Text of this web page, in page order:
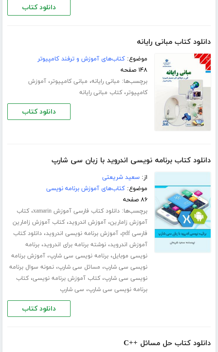
دانلود کتاب
دانلود کتاب مبانی رایانه
موضوع:کتاب‌های آموزش و ترفند کامپیوتر
۱۴۸ صفحه
برچسب‌ها: مبانی رایانه، مبانی کامپیوتر،آموزش
کامپیوتر،کتاب مبانی رایانه
دانلود کتاب
دانلود کتاب برنامه نویسی اندروید با زبان سی شارپ
از:سعید شریعتی
موضوع:کتاب‌های آموزش برنامه نویسی
۸۶ صفحه
برچسب‌ها:دانلود کتاب فارسی آموزش xamarin ،کتاب
آموزش زامارین،آموزش اندروید،کتاب آموزش زامارین
فارسی pdf
،آموزش برنامه نویسی اندروید،دانلود کتاب
آموزش اندروید،نوشته برنامه برای اندروید،برنامه
نویسی موبایل،برنامه نویسی سی شارپ،آموزش برنامه
نویسی سی شارپ، مسائل سی شارپ،نمونه سوال برنامه
نویسی سی شارپ،کتاب آموزش برنامه نویسی،کتاب
برنامه نویسی سی شارپ، سی شارپ
دانلود کتاب
دانلود کتاب حل مسائل ++C